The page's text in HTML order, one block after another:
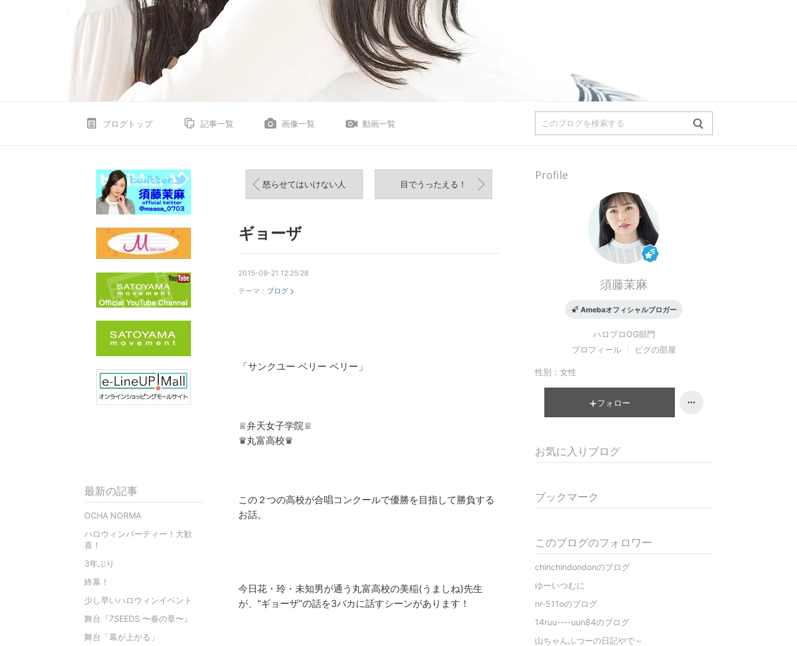
ブログトップ 記事一覧 画像一覧 動画一覧
怒らせてはいけない人 目でうったえる！
ギョーザ
2015-09-21 12:25:28
テーマ： ブログ
「サンクユー ベリー ベリー」
♕ 弁天女子学院♕
♛ 丸富高校♛
この２つの高校が合唱コンクールで優勝を目指して勝負する
お話。
今日花・玲・未知男が通う丸富高校の美稲(うましね)先生
が、“ギョーザ”の話を3バカに話すシーンがあります！
Profile
須藤茉麻
Amebaオフィシャルブロガー
ハロプロOG部門
プロフィール
ピグの部屋
性別： 女性
フォロー
お気に入りブログ
ブックマーク
このブログのフォロワー
chinchindondonのブログ
ゆーいつむに
nr-511oのブログ
14ruu----uun84のブログ
山ちゃんふつーの日記やで～
最新の記事
OCHA NORMA
ハロウィンパーティー！大歓
喜！
3年ぶり
終幕！
少し早いハロウィンイベント
舞台『7SEEDS 〜春の章〜』
舞台「幕が上がる」